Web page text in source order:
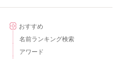
おすすめ
名前ランキング検索
アワード